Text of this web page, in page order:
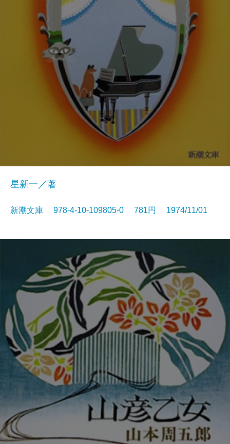
星新一／著
新潮文庫 978-4-10-109805-0 781円 1974/11/01